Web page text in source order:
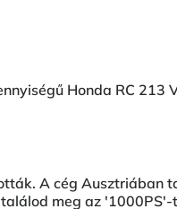
Honda RC
A cég Ausztriában
meg az '1000PS'-t